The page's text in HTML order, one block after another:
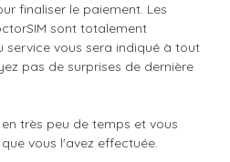
finaliser le paiement. Les
sont totalement
vous sera indiqué à tout
pas de surprises de dernière
très peu de temps et vous
vous l'avez effectuée.